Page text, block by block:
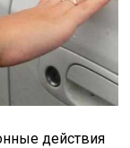
действия